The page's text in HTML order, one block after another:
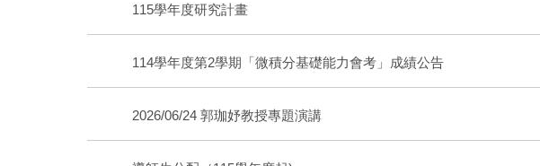
115學年度研究計畫
114學年度第2學期「微積分基礎能力會考」成績公告
2026/06/24 郭珈妤教授專題演講
升學與就業系列座談會(一)